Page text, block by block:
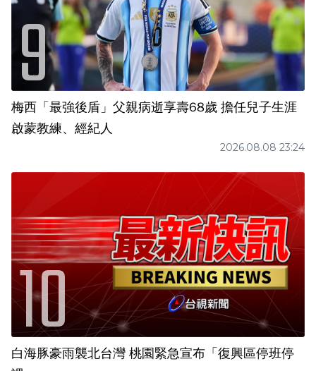
梅西「最強後盾」父親病逝享壽68歲 擔任兒子生涯
啟蒙教練、經紀人
2026.08.08 23:24
白海豚豪雨襲北台灣 桃園緊急宣布「復興區停班停